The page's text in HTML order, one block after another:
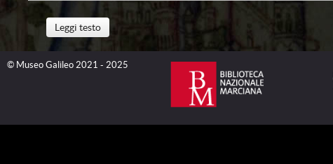
Leggi testo
Tra il 1457 e il 1459 la corte portoghese di Alfonso V pagò al
ducati per una copia di un mappamondo di Fra Mauro
Biblioteca Nazionale Marciana. Questa commissione
© Museo Galileo 2021 - 2025